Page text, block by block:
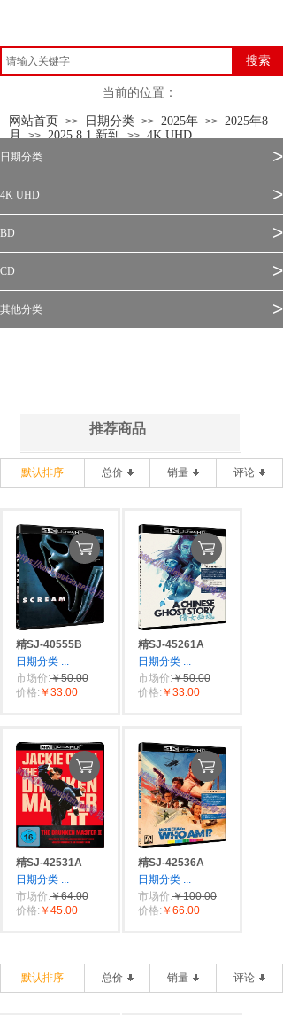
搜索
当前的位置：
网站首页 >> 日期分类 >> 2025年 >> 2025年8
月 >> 2025.8.1 新到 >> 4K UHD
日期分类 >
4K UHD >
BD >
CD >
其他分类 >
推荐商品
默认排序 总价 销量 评论
精SJ-40555B
日期分类 ...
市场价:￥50.00
价格: ￥33.00
精SJ-45261A
日期分类 ...
市场价:￥50.00
价格: ￥33.00
精SJ-42531A
日期分类 ...
市场价:￥64.00
价格: ￥45.00
精SJ-42536A
日期分类 ...
市场价:￥100.00
价格: ￥66.00
默认排序 总价 销量 评论